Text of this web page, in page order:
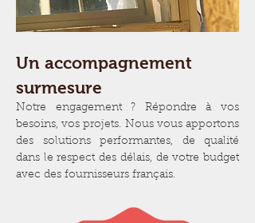
Un accompagnement
surmesure
Notre engagement ? Répondre à vos
besoins, vos projets. Nous vous apportons
des solutions performantes, de qualité
dans le respect des délais, de votre budget
avec des fournisseurs français.